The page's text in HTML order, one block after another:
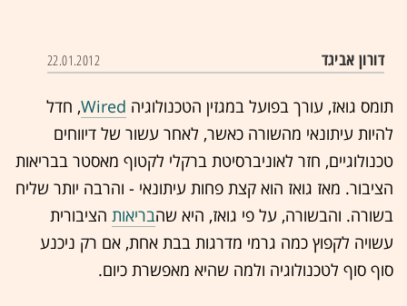
דורון אביגד 22.01.2012
תומס גואז, עורך בפועל במגזין הטכנולוגיה Wired, חדל
להיות עיתונאי מהשורה כאשר, לאחר עשור של דיווחים
טכנולוגיים, חזר לאוניברסיטת ברקלי לקטוף מאסטר בבריאות
הציבור. מאז גואז הוא קצת פחות עיתונאי - והרבה יותר שליח
בשורה. והבשורה, על פי גואז, היא שהבריאות הציבורית
עשויה לקפוץ כמה גרמי מדרגות בבת אחת, אם רק ניכנע
סוף סוף לטכנולוגיה ולמה שהיא מאפשרת כיום.